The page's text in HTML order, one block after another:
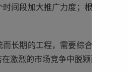
间段加大推广力度；根据顾客
长期的工程，需要综合运用多
激烈的市场竞争中脱颖而出，赢